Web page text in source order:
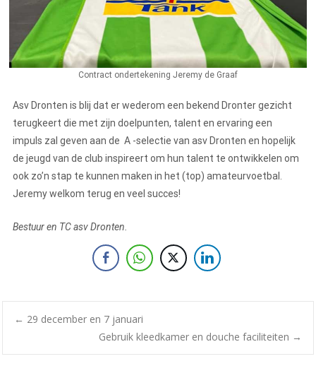
Contract ondertekening Jeremy de Graaf
Asv Dronten is blij dat er wederom een bekend Dronter gezicht
terugkeert die met zijn doelpunten, talent en ervaring een
impuls zal geven aan de A -selectie van asv Dronten en hopelijk
de jeugd van de club inspireert om hun talent te ontwikkelen om
ook zo’n stap te kunnen maken in het (top) amateurvoetbal.
Jeremy welkom terug en veel succes!
Bestuur en TC asv Dronten.
← 29 december en 7 januari
Gebruik kleedkamer en douche faciliteiten →